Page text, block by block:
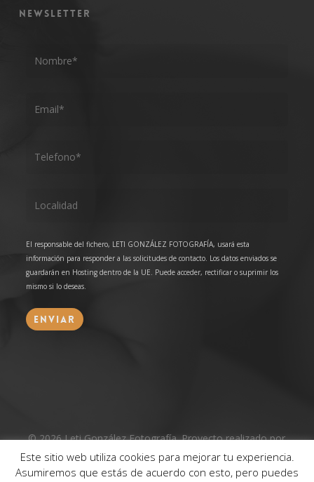
NEWSLETTER
El responsable del fichero, LETI GONZÁLEZ FOTOGRAFÍA, usará esta
información para responder a las solicitudes de contacto. Los datos enviados se
guardarán en Hosting dentro de la UE. Puede acceder, rectificar o suprimir los
mismo si lo deseas.
© 2026 Leti González Fotografía. Proyecto realizado por
Grado CreativoAgencia de Publicidad
Este sitio web utiliza cookies para mejorar tu experiencia.
Asumiremos que estás de acuerdo con esto, pero puedes